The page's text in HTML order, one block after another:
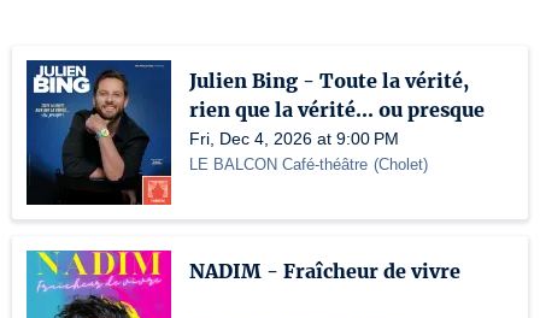
Julien Bing - Toute la vérité,
rien que la vérité... ou presque
Fri, Dec 4, 2026 at 9:00 PM
LE BALCON Café-théâtre (Cholet)
NADIM - Fraîcheur de vivre